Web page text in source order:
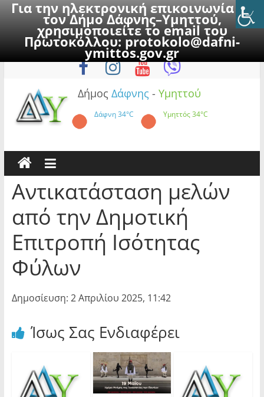
Για την ηλεκτρονική επικοινωνία με
τον Δήμο Δάφνης–Υμηττού,
χρησιμοποιείτε το email του
Πρωτοκόλλου:protokolo@dafni-
ymittos.gov.gr
to
Παρασκευή, 7 Αυγούστου 2026
Δήμος Δάφνης - Υμηττού
Δάφνη34°C Υμηττός34°C
Αντικατάσταση μελών
από την Δημοτική
Επιτροπή Ισότητας
Φύλων
Δημοσίευση: 2 Απριλίου 2025, 11:42
Ίσως Σας Ενδιαφέρει